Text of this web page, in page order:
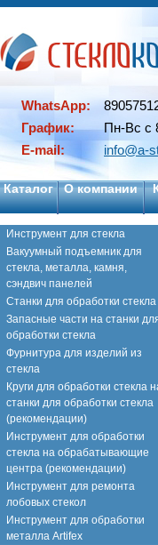
WhatsApp:
График:
Пн-Вс с
E-mail:
info@a-
Каталог О компании
Инструмент для стекла
Вакуумный подъемник для
стекла, металла, камня,
сэндвич панелей
Станки для обработки стекла
Запасные части на станки
обработки стекла
Фурнитура для изделий из
стекла
Круги для обработки стекла
станки для обработки стекла
(рекомендации)
Инструмент для обработки
стекла на обрабатывающие
центра (рекомендации)
Инструмент для ремонта
лобовых стекол
Инструмент для обработки
металла Artifex